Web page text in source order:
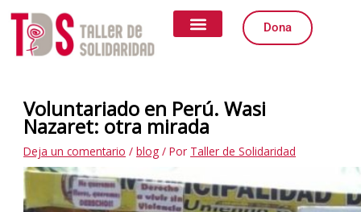
al
contenido
Dona
Voluntariado en Perú. Wasi
Nazaret: otra mirada
Deja un comentario /blog / Por Taller de Solidaridad
aquí...
electrónico*